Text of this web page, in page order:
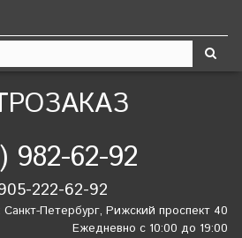
982-62-92
222-62-92
Петербург, Рижский проспект 40
Ежедневно с 10:00 до 19:00